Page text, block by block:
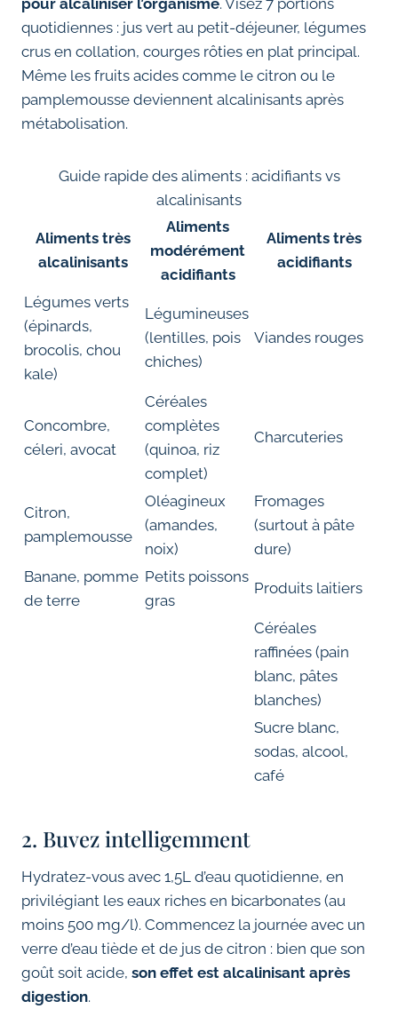
pour alcaliniser l’organisme. Visez 7 portions
quotidiennes : jus vert au petit-déjeuner, légumes
crus en collation, courges rôties en plat principal.
Même les fruits acides comme le citron ou le
pamplemousse deviennent alcalinisants après
métabolisation.
Guide rapide des aliments : acidifiants vs
alcalinisants
Aliments très
alcalinisants
Aliments
modérément
acidifiants
Aliments très
acidifiants
Légumes verts
(épinards,
brocolis, chou
kale)
Légumineuses
(lentilles, pois
chiches)
Viandes rouges
Concombre,
céleri, avocat
Céréales
complètes
(quinoa, riz
complet)
Charcuteries
Citron,
pamplemousse
Oléagineux
(amandes,
noix)
Fromages
(surtout à pâte
dure)
Banane, pomme
de terre
Petits poissons
gras
Produits laitiers
Céréales
raffinées (pain
blanc, pâtes
blanches)
Sucre blanc,
sodas, alcool,
café
2. Buvez intelligemment
Hydratez-vous avec 1,5L d’eau quotidienne, en
privilégiant les eaux riches en bicarbonates (au
moins 500 mg/l). Commencez la journée avec un
verre d’eau tiède et de jus de citron : bien que son
goût soit acide, son effet est alcalinisant après
digestion.